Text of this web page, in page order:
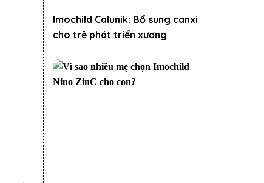
Imochild Calunik: Bổ sung canxi
cho trẻ phát triển xương